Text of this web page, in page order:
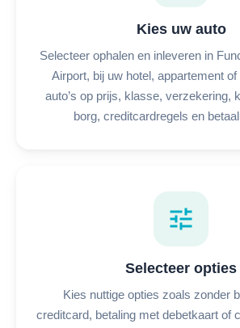
Kies uw auto
Selecteer ophalen en inleveren in
Airport, bij uw hotel, appartement of
auto’s op prijs, klasse, verzekering,
borg, creditcardregels en
tune
Selecteer opties
Kies nuttige opties zoals zonder
creditcard, betaling met debetkaart of